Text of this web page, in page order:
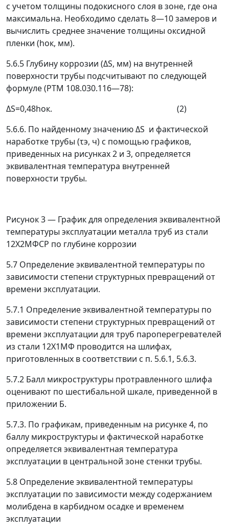
с учетом толщины подокисного слоя в зоне, где она
максимальна. Необходимо сделать 8—10 замеров и
вычислить среднее значение толщины оксидной
пленки (hок, мм).
5.6.5 Глубину коррозии (ΔS, мм) на внутренней
поверхности трубы подсчитывают по следующей
формуле (РТМ 108.030.116—78):
ΔS=0,48hок. (2)
5.6.6. По найденному значениюΔS и фактической
наработке трубы (τэ, ч) с помощью графиков,
приведенных на рисунках 2 и 3, определяется
эквивалентная температура внутренней
поверхности трубы.
Рисунок 3— График для определения эквивалентной
температуры эксплуатации металла труб из стали
12Х2МФСР по глубине коррозии
5.7 Определение эквивалентной температуры по
зависимости степени структурных превращений от
времени эксплуатации.
5.7.1 Определение эквивалентной температуры по
зависимости степени структурных превращений от
времени эксплуатации для труб пароперегревателей
из стали 12Х1МФ проводится на шлифах,
приготовленных в соответствии с п. 5.6.1, 5.6.3.
5.7.2 Балл микроструктуры протравленного шлифа
оценивают по шестибальной шкале, приведенной в
приложении Б.
5.7.3. По графикам, приведенным на рисунке 4, по
баллу микроструктуры и фактической наработке
определяется эквивалентная температура
эксплуатации в центральной зоне стенки трубы.
5.8 Определение эквивалентной температуры
эксплуатации по зависимости между содержанием
молибдена в карбидном осадке и временем
эксплуатации